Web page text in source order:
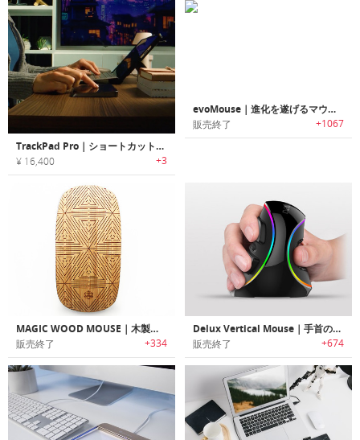
TrackPad Pro｜ショートカットも操作も思いのままに設定できるWindowsトラックパッド
¥ 16,400 +3
evoMouse｜進化を遂げるマウス「エボマウス」
販売終了 +1067
MAGIC WOOD MOUSE｜木製のマウススキン「マジックウッドマウス」
販売終了 +334
Delux Vertical Mouse｜手首の疲れを軽減する新感覚の縦方向型ワイヤレスマウス「デラックスバーティカルマウス」
販売終了 +674